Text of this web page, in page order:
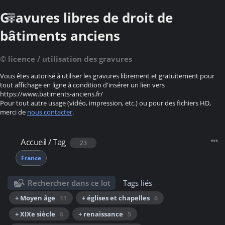
Gravures libres de droit de
bâtiments anciens
© licence / utilisation des gravures
Vous êtes autorisé à utiliser les gravures librement et gratuitement pour
tout affichage en ligne à condition d'insérer un lien vers
https://www.batiments-anciens.fr/
Pour tout autre usage (vidéo, impression, etc.) ou pour des fichiers HD,
merci de nous contacter.
Accueil/Tag
23
France
Rechercher dans ce lot Tags liés
+ Moyen âge 11 + églises et chapelles 6
+ XIXe siècle
6 + renaissance
5